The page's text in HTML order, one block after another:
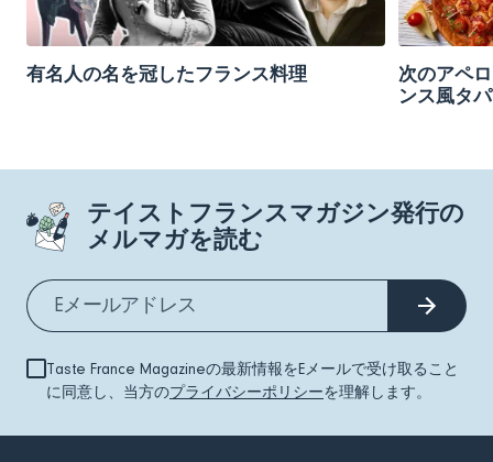
有名人の名を冠したフランス料理
次のアペ
ンス風タ
テイストフランスマガジン発行の
メルマガを読む
Taste France Magazineの最新情報をEメールで受け取ること
に同意し、当方のプライバシーポリシーを理解します。